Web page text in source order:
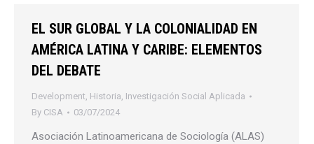
EL SUR GLOBAL Y LA COLONIALIDAD EN
AMÉRICA LATINA Y CARIBE: ELEMENTOS
DEL DEBATE
Development, Historia, Investigación Social Aplicada
By CISA 03/07/2024
Asociación Latinoamericana de Sociología (ALAS)